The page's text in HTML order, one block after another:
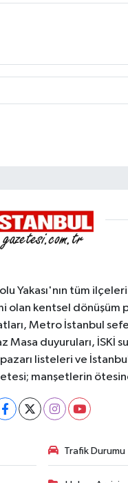
Yakası'nın tüm
kentsel dönüşüm
Metro İstanbul
duyuruları, İSKİ
listeleri ve
manşetlerin
Trafik Durumu